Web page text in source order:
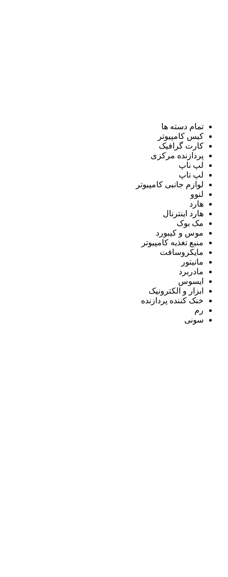
تمام دسته ها
کیس کامپیوتر
کارت گرافیک
پردازنده مرکزی
لپ ناپ
لپ تاپ
لوازم جانبی کامپیوتر
لنوو
هارد
هارد اینترنال
مک بوک
موس و کیبورد
منبع تغذیه کامپیوتر
مایکروسافت
مانیتور
مادربرد
ایسوس
ابزار و الکترونیک
خنک کننده پردازنده
رم
سونی